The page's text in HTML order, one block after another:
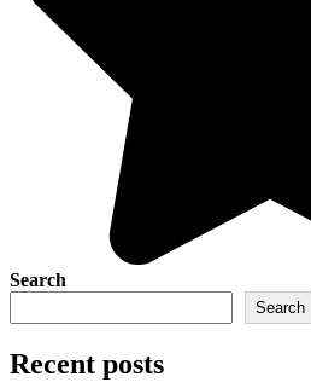
Search
Search
Recent posts